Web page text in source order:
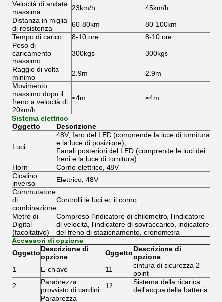
Velocità di andata
massima
23km/h
45km/h
Distanza in miglia
di resistenza
60-80km
80-100km
Tempo di carico
8-10 ore
8-10 ore
Peso di
caricamento
massimo
300kgs 300kgs
Raggio di volta
minimo
2.9m
2.9m
Movimento
massimo dopo il
freno a velocità di
20km/h
≤4m ≤4m
Sistema elettrico
Oggetto
Descrizione
Luci
48V, faro del LED (comprende la luce di tornitura
e la luce di posizione),
Fanali posteriori del LED (comprende le luci dei
freni e la luce di tornitura),
Horn
Corno elettrico, 48V
Cicalino
inverso
Elettrico, 48V
Commutatore
di
combinazione
Controlli le luci ed il corno
Metro di
Digital
(facoltativo)
Compreso l'indicatore di chilometro, l'indicatore
di velocità, l'indicatore di sovraccarico, indicatore
del freno di stazionamento, cronometra
Accessori di opzione
OggettoDescrizione di
opzione
OggettoDescrizione di
opzione
1
E-chiave 11
cintura di sicurezza 2-
point
2
Parabrezza
provvisto di cardini
12
Sistema della ricarica
dell'acqua della batteria
Parabrezza